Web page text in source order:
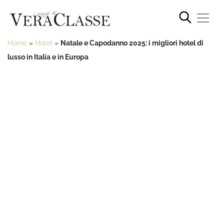
Home » Hotel » Natale e Capodanno 2025: i migliori hotel di
lusso in Italia e in Europa